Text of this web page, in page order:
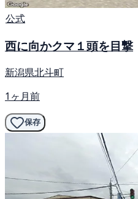
公式
西に向かクマ１頭を目撃
新潟県北斗町
1ヶ月前
保存